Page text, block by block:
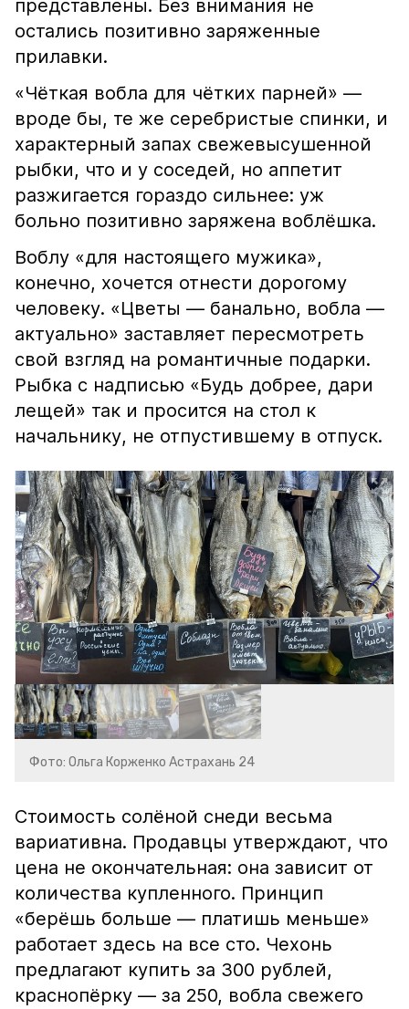
представлены. Без внимания не
остались позитивно заряженные
прилавки.
«Чёткая вобла для чётких парней» —
вроде бы, те же серебристые спинки, и
характерный запах свежевысушенной
рыбки, что и у соседей, но аппетит
разжигается гораздо сильнее: уж
больно позитивно заряжена воблёшка.
Воблу «для настоящего мужика»,
конечно, хочется отнести дорогому
человеку. «Цветы — банально, вобла —
актуально» заставляет пересмотреть
свой взгляд на романтичные подарки.
Рыбка с надписью «Будь добрее, дари
лещей» так и просится на стол к
начальнику, не отпустившему в отпуск.
Фото: Ольга Корженко Астрахань 24
Стоимость солёной снеди весьма
вариативна. Продавцы утверждают, что
цена не окончательная: она зависит от
количества купленного. Принцип
«берёшь больше — платишь меньше»
работает здесь на все сто. Чехонь
предлагают купить за 300 рублей,
краснопёрку — за 250, вобла свежего